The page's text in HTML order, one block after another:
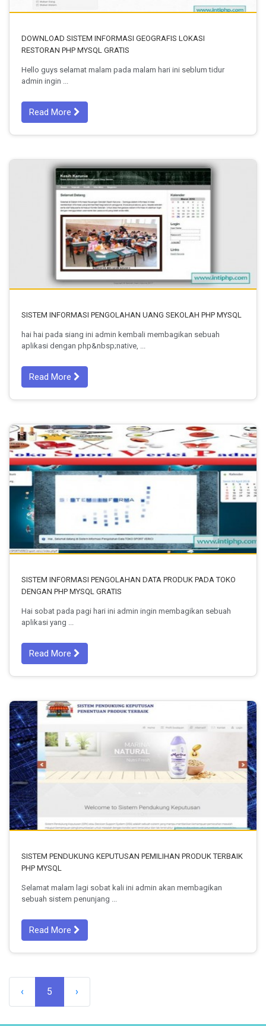
DOWNLOAD SISTEM INFORMASI GEOGRAFIS LOKASI
RESTORAN PHP MYSQL GRATIS
Hello guys selamat malam pada malam hari ini seblum tidur
admin ingin ...
Read More
SISTEM INFORMASI PENGOLAHAN UANG SEKOLAH PHP MYSQL
hai hai pada siang ini admin kembali membagikan sebuah
aplikasi dengan php&nbsp;native, ...
Read More
SISTEM INFORMASI PENGOLAHAN DATA PRODUK PADA TOKO
DENGAN PHP MYSQL GRATIS
Hai sobat pada pagi hari ini admin ingin membagikan sebuah
aplikasi yang ...
Read More
SISTEM PENDUKUNG KEPUTUSAN PEMILIHAN PRODUK TERBAIK
PHP MYSQL
Selamat malam lagi sobat kali ini admin akan membagikan
sebuah sistem penunjang ...
Read More
‹ 5 ›